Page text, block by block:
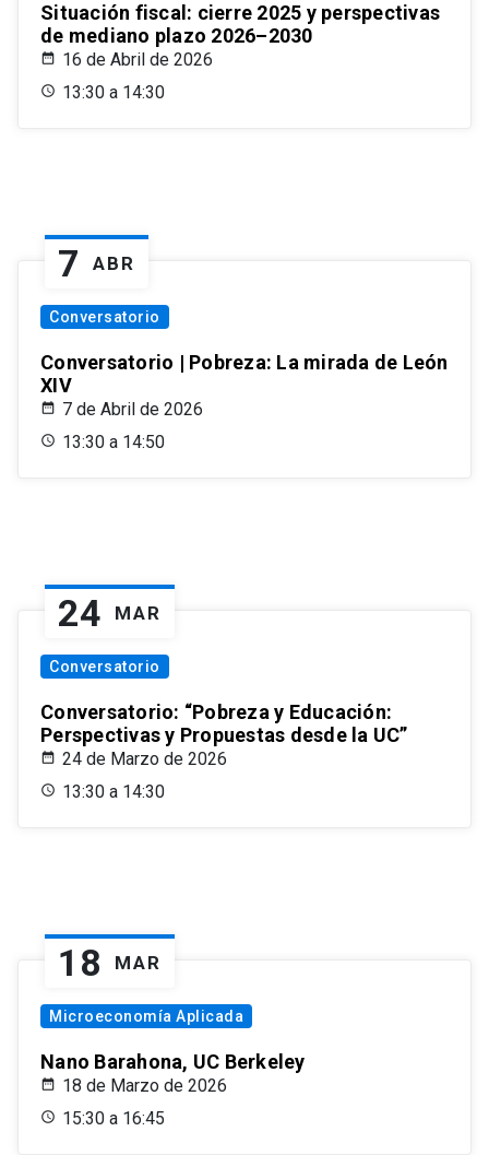
Situación fiscal: cierre 2025 y perspectivas
de mediano plazo 2026–2030
16 de Abril de 2026
13:30 a 14:30
7 ABR
Conversatorio
Conversatorio | Pobreza: La mirada de León
XIV
7 de Abril de 2026
13:30 a 14:50
24 MAR
Conversatorio
Conversatorio: “Pobreza y Educación:
Perspectivas y Propuestas desde la UC”
24 de Marzo de 2026
13:30 a 14:30
18 MAR
Microeconomía Aplicada
Nano Barahona, UC Berkeley
18 de Marzo de 2026
15:30 a 16:45